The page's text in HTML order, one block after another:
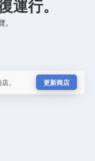
運行。
。 更新商店